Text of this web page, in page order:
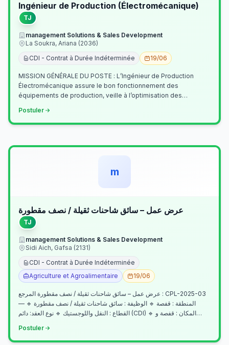
Ingénieur de Production (Électromécanique)
TJ
management Solutions & Sales Development
La Soukra, Ariana (2036)
CDI - Contrat à Durée Indéterminée
19/06
MISSION GÉNÉRALE DU POSTE : L’Ingénieur de Production
Électromécanique assure le bon fonctionnement des
équipements de production, veille à l’optimisation des
Postuler
m
عرض عمل – سائق شاحنات ثقيلة / نصف مقطورة
TJ
management Solutions & Sales Development
Sidi Aich, Gafsa (2131)
CDI - Contrat à Durée Indéterminée
Agriculture et Agroalimentaire
19/06
عرض عمل – سائق شاحنات ثقيلة / نصف مقطورة المرجع : CPL-2025-03
— المنطقة : قفصة 🔹 الوظيفة : سائق شاحنات ثقيلة / نصف مقطورة 🔹
القطاع : النقل واللوجستيك 🔹 نوع العقد: دائم (CDI) 🔹 المكان : قفصة و…
Postuler